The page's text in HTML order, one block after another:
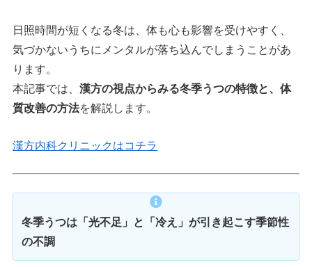
日照時間が短くなる冬は、体も心も影響を受けやすく、
気づかないうちにメンタルが落ち込んでしまうことがあ
ります。
本記事では、漢方の視点からみる冬季うつの特徴と、体
質改善の方法を解説します。
漢方内科クリニックはコチラ
冬季うつは「光不足」と「冷え」が引き起こす季節性
の不調